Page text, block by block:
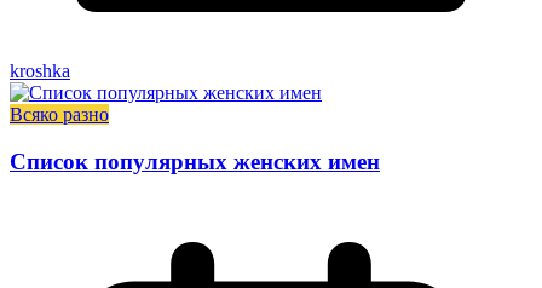
kroshka
Всяко разно
Список популярных женских имен